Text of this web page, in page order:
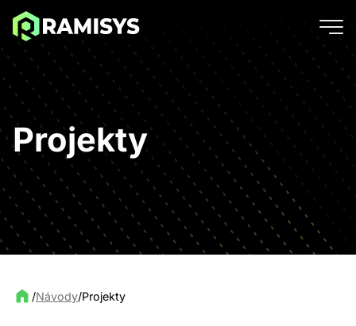
Projekty
/Návody/Projekty